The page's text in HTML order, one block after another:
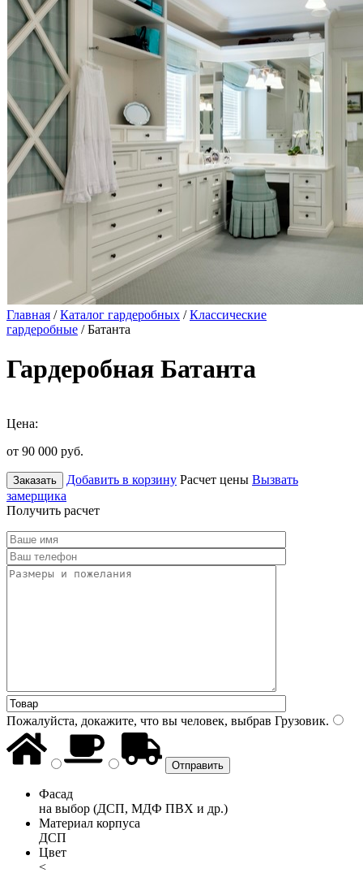
Главная /Каталог гардеробных /Классические
гардеробные / Батанта
Гардеробная Батанта
Цена:
от 90 000 руб.
Заказать Добавить в корзину Расчет цены Вызвать
замерщика
Получить расчет
Пожалуйста, докажите, что вы человек, выбрав Грузовик.
Фасад
на выбор (ДСП, МДФ ПВХ и др.)
Материал корпуса
ДСП
Цвет
<